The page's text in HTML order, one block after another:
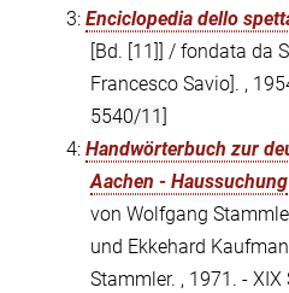
3: Enciclopedia dello
[Bd. [11]] / fondata da
Francesco Savio]. ,
5540/11]
4: Handwörterbuch zur
Aachen - Haussuchung
von Wolfgang
und Ekkehard
Stammler. , 1971. - XIX